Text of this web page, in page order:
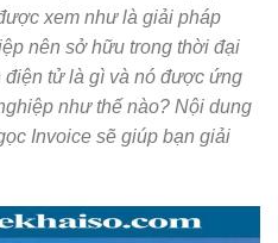
xem như là giải pháp
nên sở hữu trong thời đại
điện tử là gì và nó được ứng
như thế nào? Nội dung
Invoice sẽ giúp bạn giải